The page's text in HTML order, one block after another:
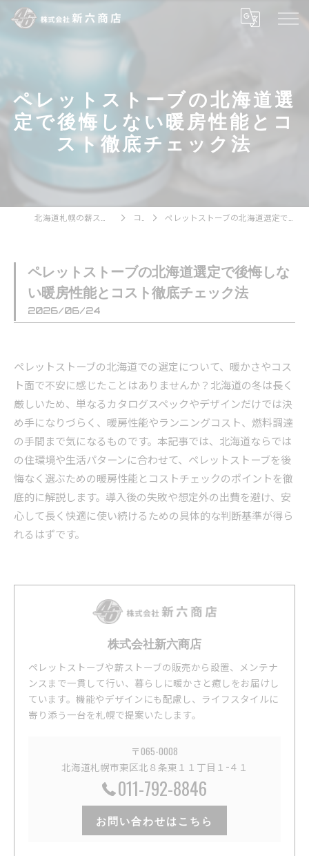
ペレットストーブの北海道選
定で後悔しない暖房性能とコ
スト徹底チェック法
コラム ペレットストーブの北海道選定で後悔しない暖房性能とコスト徹底チェック法
ペレットストーブの北海道選定で後悔しな
い暖房性能とコスト徹底チェック法
2026/06/24
ペレットストーブの北海道での選定について、暖かさやコス
ト面で不安に感じたことはありませんか？北海道の冬は長く
厳しいため、単なるカタログスペックやデザインだけでは決
め手になりづらく、暖房性能やランニングコスト、燃料調達
の手間まで気になるものです。本記事では、北海道ならでは
の住環境や生活パターンに合わせて、ペレットストーブを後
悔なく選ぶための暖房性能とコストチェックのポイントを徹
底的に解説します。導入後の失敗や想定外の出費を避け、安
心して長く快適に使い続けるための具体的な判断基準が得ら
れるはずです。
株式会社新六商店
ペレットストーブや薪ストーブの販売から設置、メンテナ
ンスまで一貫して行い、暮らしに暖かさと癒しをお届けし
ています。機能やデザインにも配慮し、ライフスタイルに
寄り添う一台を札幌で提案いたします。
〒065-0008
北海道札幌市東区北８条東１１丁目１−４１
011-792-8846
お問い合わせはこちら